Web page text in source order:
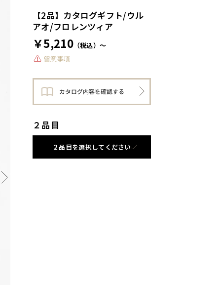
【2品】カタログギフト/ウル
アオ/フロレンツィア
￥5,210（税込）～
留意事項
２品目
２品目を選択してください